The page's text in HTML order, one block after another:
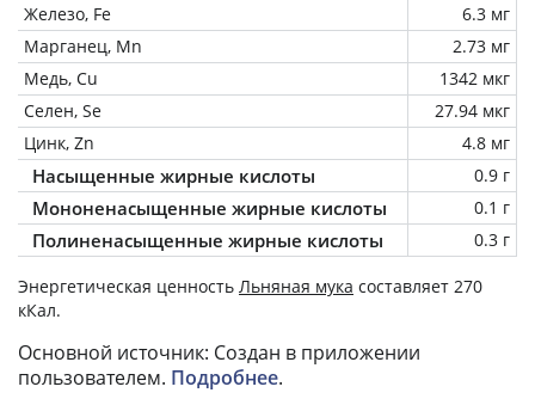
Железо, Fe
6.3 мг
Марганец, Mn
2.73 мг
Медь, Cu
1342 мкг
Селен, Se
27.94 мкг
Цинк, Zn
4.8 мг
Насыщенные жирные кислоты 0.9 г
Мононенасыщенные жирные кислоты 0.1 г
Полиненасыщенные жирные кислоты 0.3 г
Энергетическая ценность Льняная мука составляет 270
кКал.
Основной источник: Создан в приложении
пользователем. Подробнее.